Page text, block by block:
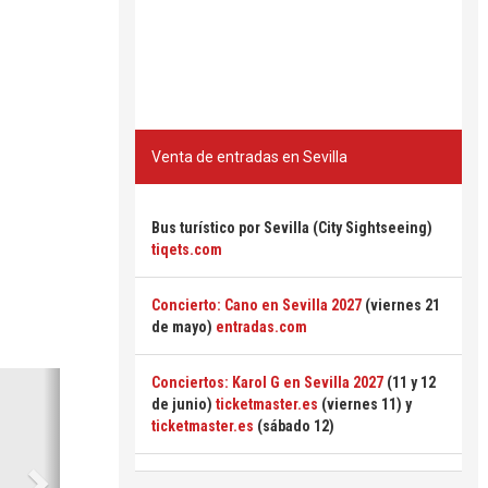
Venta de entradas en Sevilla
Bus turístico por Sevilla (City Sightseeing)
tiqets.com
Concierto: Cano en Sevilla 2027 (viernes 21
de mayo) entradas.com
Conciertos: Karol G en Sevilla 2027 (11 y 12
de junio) ticketmaster.es (viernes 11) y
ticketmaster.es (sábado 12)